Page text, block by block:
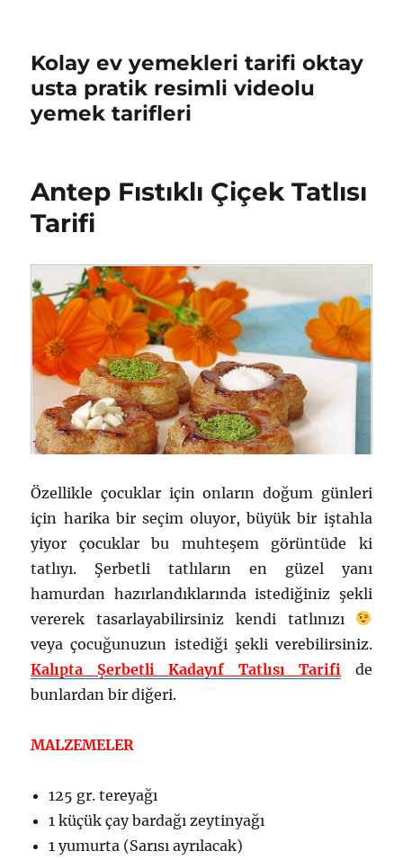
Kolay ev yemekleri tarifi oktay
usta pratik resimli videolu
yemek tarifleri
Antep Fıstıklı Çiçek Tatlısı
Tarifi
Özellikle çocuklar için onların doğum günleri
için harika bir seçim oluyor, büyük bir iştahla
yiyor çocuklar bu muhteşem görüntüde ki
tatlıyı. Şerbetli tatlıların en güzel yanı
hamurdan hazırlandıklarında istediğiniz şekli
vererek tasarlayabilirsiniz kendi tatlınızı
veya çocuğunuzun istediği şekli verebilirsiniz.
Kalıpta Şerbetli Kadayıf Tatlısı Tarifi de
bunlardan bir diğeri.
MALZEMELER
125 gr. tereyağı
1 küçük çay bardağı zeytinyağı
1 yumurta (Sarısı ayrılacak)